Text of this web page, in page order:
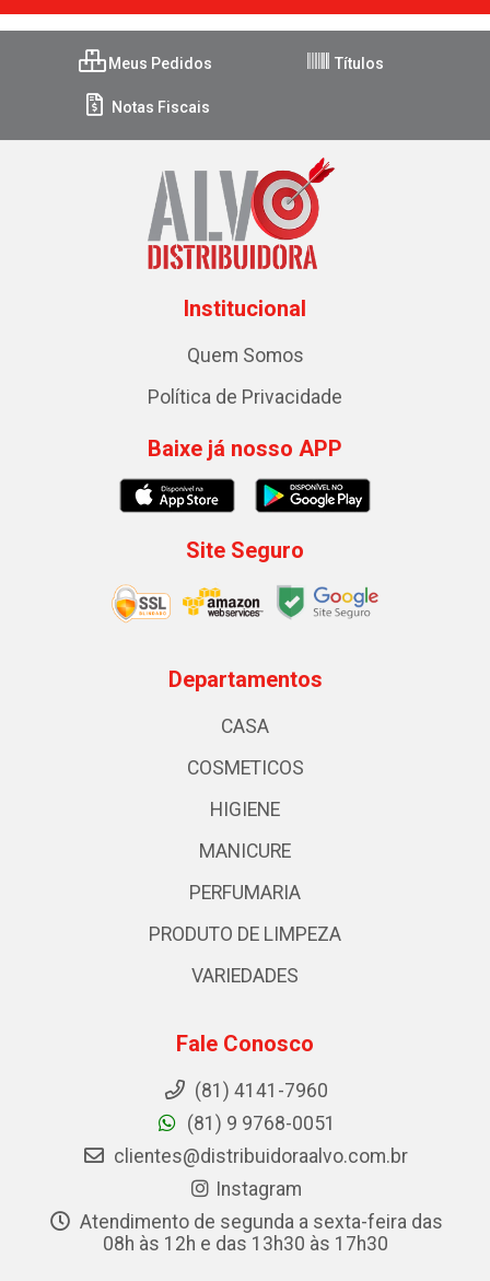
Meus Pedidos Títulos
Notas Fiscais
Institucional
Quem Somos
Política de Privacidade
Baixe já nosso APP
Site Seguro
Departamentos
CASA
COSMETICOS
HIGIENE
MANICURE
PERFUMARIA
PRODUTO DE LIMPEZA
VARIEDADES
Fale Conosco
(81) 4141-7960
(81) 9 9768-0051
clientes@distribuidoraalvo.com.br
Instagram
Atendimento de segunda a sexta-feira das
08h às 12h e das 13h30 às 17h30